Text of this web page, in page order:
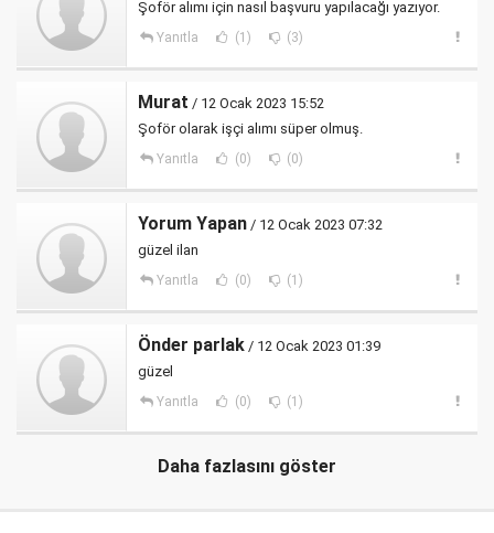
Şoför alımı için nasıl başvuru yapılacağı yazıyor.
Yanıtla (1) (3)
Murat / 12 Ocak 2023 15:52
Şoför olarak işçi alımı süper olmuş.
Yanıtla (0) (0)
Yorum Yapan / 12 Ocak 2023 07:32
güzel ilan
Yanıtla (0) (1)
Önder parlak / 12 Ocak 2023 01:39
güzel
Yanıtla (0) (1)
Daha fazlasını göster